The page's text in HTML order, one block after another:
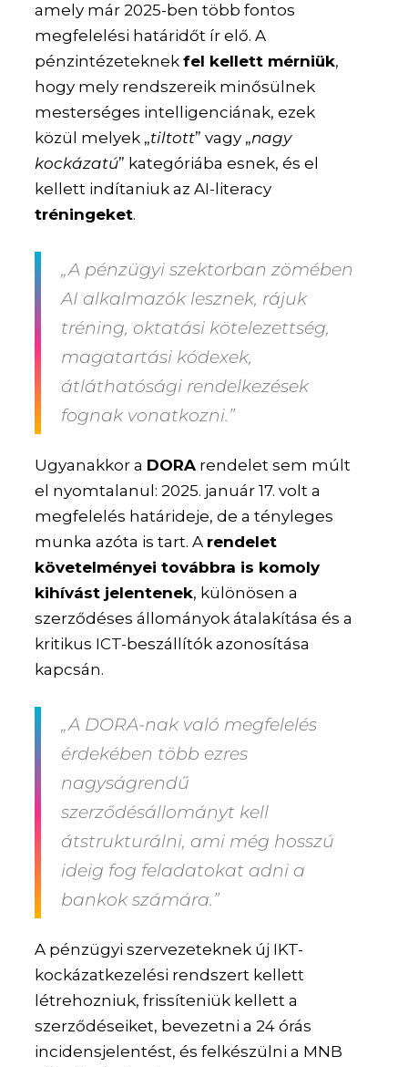
amely már 2025-ben több fontos
megfelelési határidőt ír elő. A
pénzintézeteknekfel kellett mérniük,
hogy mely rendszereik minősülnek
mesterséges intelligenciának, ezek
közül melyek „tiltott” vagy „nagy
kockázatú” kategóriába esnek, és el
kellett indítaniuk az AI-literacy
tréningeket.
„A pénzügyi szektorban zömében
AI alkalmazók lesznek, rájuk
tréning, oktatási kötelezettség,
magatartási kódexek,
átláthatósági rendelkezések
fognak vonatkozni.”
Ugyanakkor a DORA rendelet sem múlt
el nyomtalanul: 2025. január 17. volt a
megfelelés határideje, de a tényleges
munka azóta is tart. A rendelet
követelményei továbbra is komoly
kihívást jelentenek, különösen a
szerződéses állományok átalakítása és a
kritikus ICT-beszállítók azonosítása
kapcsán.
„A DORA-nak való megfelelés
érdekében több ezres
nagyságrendű
szerződésállományt kell
átstrukturálni, ami még hosszú
ideig fog feladatokat adni a
bankok számára.”
A pénzügyi szervezeteknek új IKT-
kockázatkezelési rendszert kellett
létrehozniuk, frissíteniük kellett a
szerződéseiket, bevezetni a 24 órás
incidensjelentést, és felkészülni a MNB